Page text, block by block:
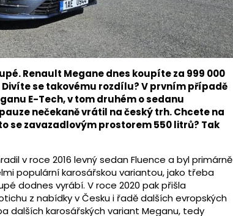
Renault Megane dnes koupíte za 999 000
Divíte se takovému rozdílu? V prvním případě
E-Tech, v tom druhém o sedanu
nečekaně vrátil na český trh. Chcete na
se zavazadlovým prostorem 550 litrů? Tak
v roce 2016 levný sedan Fluence a byl primárně
populární karosářskou variantou, jako třeba
dodnes vyrábí. V roce 2020 pak přišla
z nabídky v Česku i řadě dalších evropských
dalších karosářských variant Meganu, tedy